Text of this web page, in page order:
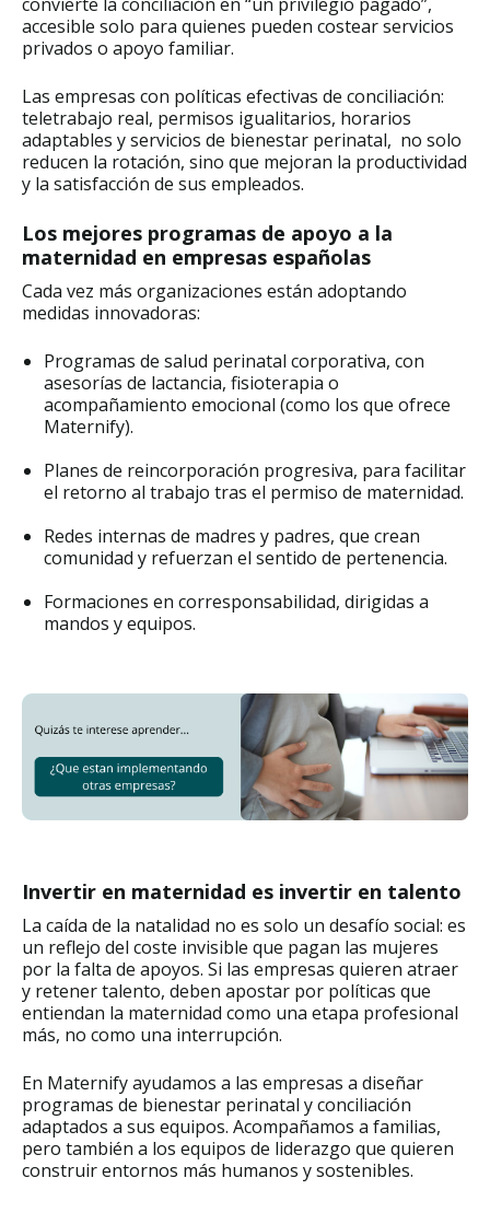
accesible solo para quienes pueden costear servicios
privados o apoyo familiar.
Las empresas con políticas efectivas de conciliación:
teletrabajo real, permisos igualitarios, horarios
adaptables y servicios de bienestar perinatal, no solo
reducen la rotación, sino que mejoran la productividad
y la satisfacción de sus empleados.
Los mejores programas de apoyo a la
maternidad en empresas españolas
Cada vez más organizaciones están adoptando
medidas innovadoras:
Programas de salud perinatal corporativa, con
asesorías de lactancia, fisioterapia o
acompañamiento emocional (como los que ofrece
Maternify).
Planes de reincorporación progresiva, para facilitar
el retorno al trabajo tras el permiso de maternidad.
Redes internas de madres y padres, que crean
comunidad y refuerzan el sentido de pertenencia.
Formaciones en corresponsabilidad, dirigidas a
mandos y equipos.
Invertir en maternidad es invertir en talento
La caída de la natalidad no es solo un desafío social: es
un reflejo del coste invisible que pagan las mujeres
por la falta de apoyos. Si las empresas quieren atraer
y retener talento, deben apostar por políticas que
entiendan la maternidad como una etapa profesional
más, no como una interrupción.
En Maternify ayudamos a las empresas a diseñar
programas de bienestar perinatal y conciliación
adaptados a sus equipos. Acompañamos a familias,
pero también a los equipos de liderazgo que quieren
construir entornos más humanos y sostenibles.